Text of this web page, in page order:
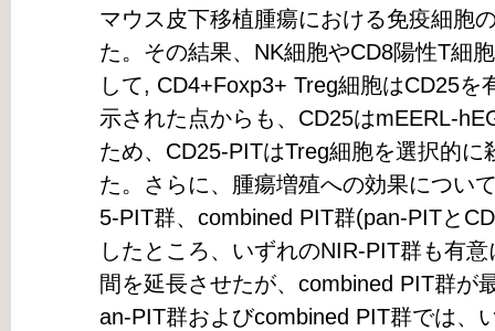
マウス皮下移植腫瘍における免疫細胞
た。その結果、NK細胞やCD8陽性T細
して, CD4+Foxp3+ Treg細胞はCD25
示された点からも、CD25はmEERL-
ため、CD25-PITはTreg細胞を選択的
た。さらに、腫瘍増殖への効果につい
5-PIT群、combined PIT群(pan-PITと
したところ、いずれのNIR-PIT群も有
間を延長させたが、combined PIT群が
an-PIT群およびcombined PIT群では、